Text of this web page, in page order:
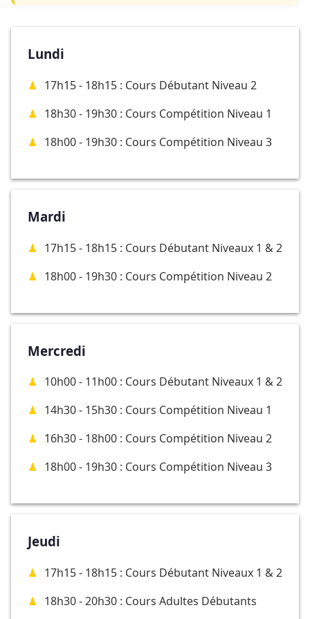
Lundi
17h15 - 18h15 : Cours Débutant Niveau 2
18h30 - 19h30 : Cours Compétition Niveau 1
18h00 - 19h30 : Cours Compétition Niveau 3
Mardi
17h15 - 18h15 : Cours Débutant Niveaux 1 & 2
18h00 - 19h30 : Cours Compétition Niveau 2
Mercredi
10h00 - 11h00 : Cours Débutant Niveaux 1 & 2
14h30 - 15h30 : Cours Compétition Niveau 1
16h30 - 18h00 : Cours Compétition Niveau 2
18h00 - 19h30 : Cours Compétition Niveau 3
Jeudi
17h15 - 18h15 : Cours Débutant Niveaux 1 & 2
18h30 - 20h30 : Cours Adultes Débutants